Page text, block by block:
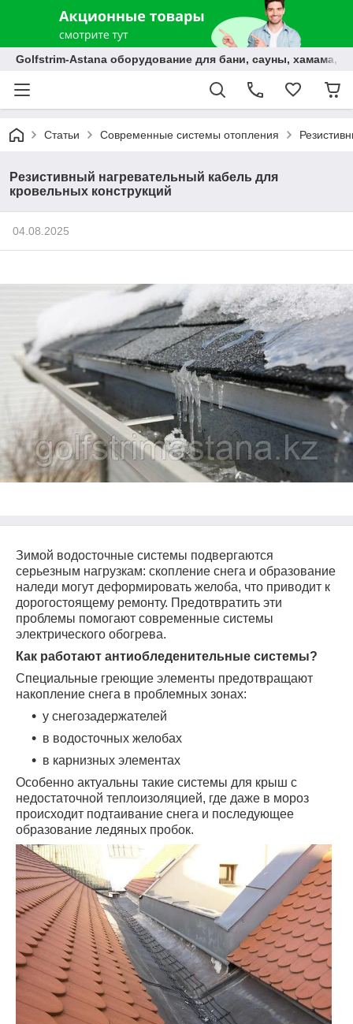
Golfstrim-Astana оборудование для бани, сауны, хамама,
Статьи Современные системы отопления
Резистивный нагревательный кабель для
кровельных конструкций
04.08.2025
Зимой водосточные системы подвергаются
серьезным нагрузкам: скопление снега и образование
наледи могут деформировать желоба, что приводит к
дорогостоящему ремонту. Предотвратить эти
проблемы помогают современные системы
электрического обогрева.
Как работают антиобледенительные системы?
Специальные греющие элементы предотвращают
накопление снега в проблемных зонах:
у снегозадержателей
в водосточных желобах
в карнизных элементах
Особенно актуальны такие системы для крыш с
недостаточной теплоизоляцией, где даже в мороз
происходит подтаивание снега и последующее
образование ледяных пробок.